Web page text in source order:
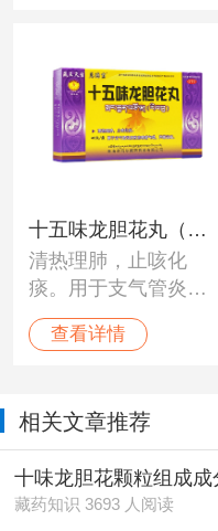
十五味龙胆花丸（藏
王天宝）
清热理肺，止咳化
痰。用于支气管炎所
致的咳嗽气喘，声嘶
音哑。
查看详情
相关文章推荐
十味龙胆花颗粒组成成
藏药知识 3693 人阅读